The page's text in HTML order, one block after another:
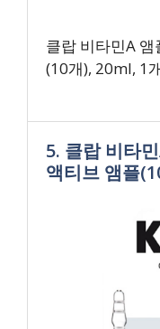
클랍 비타민A
(10개), 20ml, 1
5. 클랍 비타
액티브 앰플